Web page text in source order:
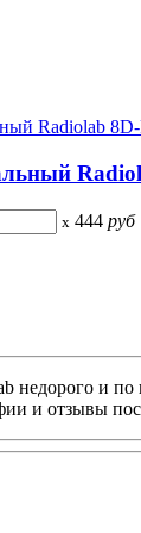
x 444 руб
недорого и по
и отзывы